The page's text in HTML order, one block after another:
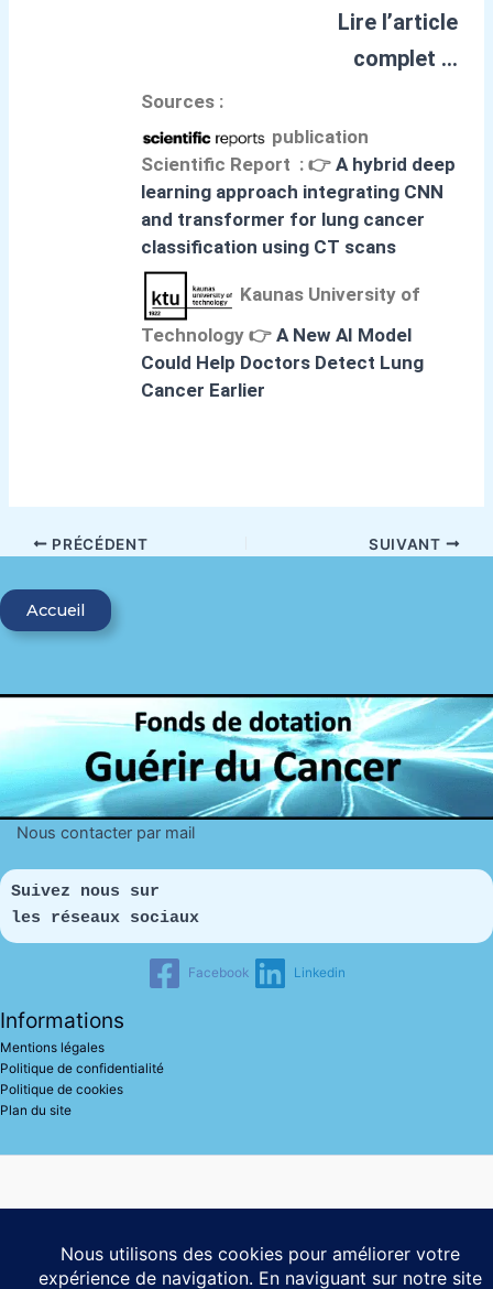
Lire l’article
complet …
Sources :
publication
Scientific Report :👉A hybrid deep
learning approach integrating CNN
and transformer for lung cancer
classification using CT scans
Kaunas University of
Technology 👉A New AI Model
Could Help Doctors Detect Lung
Cancer Earlier
PRÉCÉDENT SUIVANT
Accueil
Nous contacter par mail
Suivez nous sur
les réseaux sociaux
Facebook Linkedin
Informations
Mentions légales
Politique de confidentialité
Politique de cookies
Plan du site
de Ségur, 75007 Paris